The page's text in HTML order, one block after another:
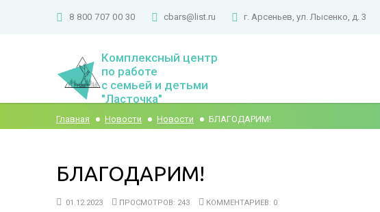
8 800 707 00 30 cbars@list.ru г. Арсеньев, ул. Лысенко, д. 3
Комплексный центр
по работе
с семьей и детьми
"Ласточка"
Главная Новости Новости БЛАГОДАРИМ!
БЛАГОДАРИМ!
01.12.2023 ПРОСМОТРОВ: 243 КОММЕНТАРИЕВ: 0